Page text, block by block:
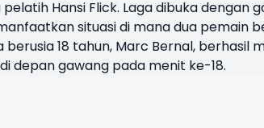
Hansi Flick. Laga dibuka dengan
situasi di mana dua pemain
berusia 18 tahun, Marc Bernal,
depan gawang pada menit ke-18.